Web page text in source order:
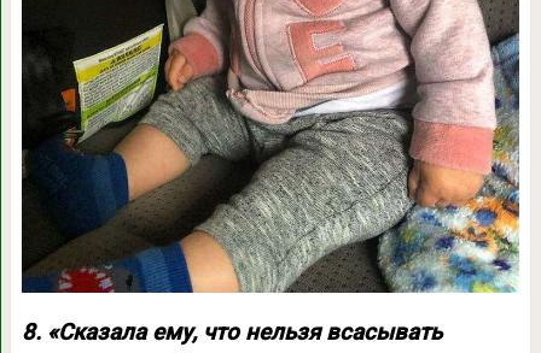
8. «Сказала ему, что нельзя всасывать